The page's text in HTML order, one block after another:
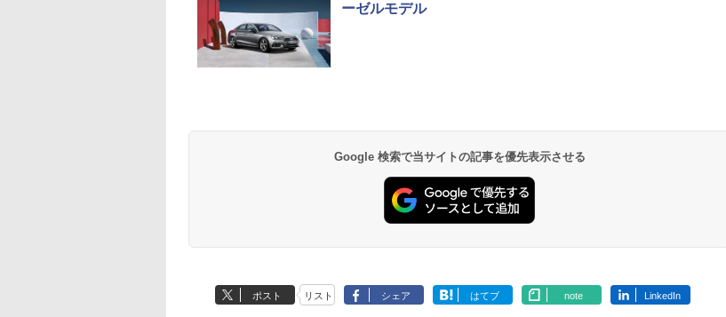
ーゼルモデル
Google 検索で当サイトの記事を優先表示させる
ポスト リスト シェア はてブ note LinkedIn